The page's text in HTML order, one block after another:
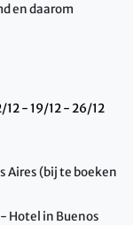
en daarom
- 19/12 - 26/12
Aires (bij te boeken
Hotel in Buenos